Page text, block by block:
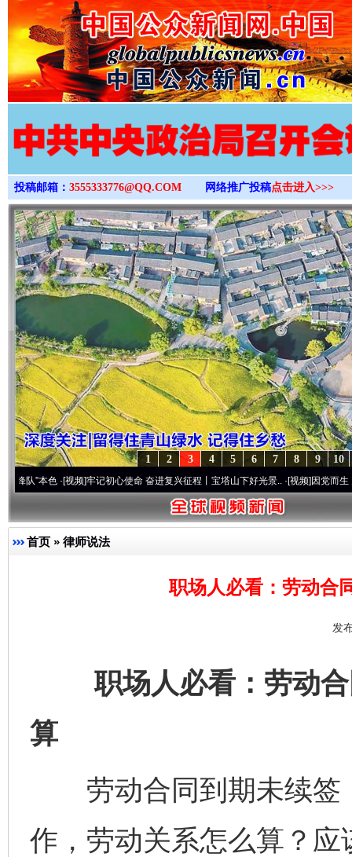
>
投稿邮箱： 3555333776@QQ.COM 网络推广投稿点击进入>>>
10
9
8
7
6
5
4
3
2
1
·[视频]牢记初心使命 奋进复兴征程丨宝塔山下好光景..·[视频]因党而生 为党而战
首页 » 律师说法
职场人必看：劳动合
发
职场人必看：劳动合
算
劳动合同到期未续签
作，劳动关系怎么算？应